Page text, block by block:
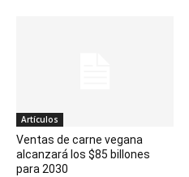
Artículos
Ventas de carne vegana
alcanzará los $85 billones
para 2030